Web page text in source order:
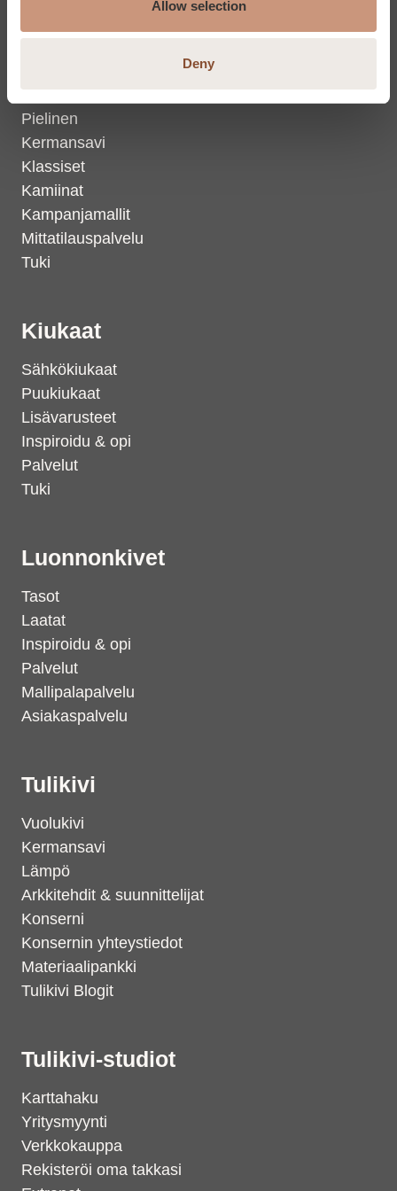
Allow selection
Deny
Takat
Jero
Pielinen
Kermansavi
Klassiset
Kamiinat
Kampanjamallit
Mittatilauspalvelu
Tuki
Kiukaat
Sähkökiukaat
Puukiukaat
Lisävarusteet
Inspiroidu & opi
Palvelut
Tuki
Luonnonkivet
Tasot
Laatat
Inspiroidu & opi
Palvelut
Mallipalapalvelu
Asiakaspalvelu
Tulikivi
Vuolukivi
Kermansavi
Lämpö
Arkkitehdit & suunnittelijat
Konserni
Konsernin yhteystiedot
Materiaalipankki
Tulikivi Blogit
Tulikivi-studiot
Karttahaku
Yritysmyynti
Verkkokauppa
Rekisteröi oma takkasi